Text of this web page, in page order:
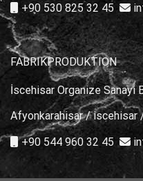
+90 530 825 32 45
FABRIKPRODUKTION
İscehisar Organize Sanayi
Afyonkarahisar / iscehisar
+90 544 960 32 45